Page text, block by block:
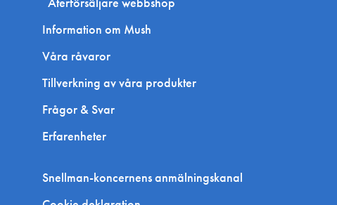
Information om Mush
Våra råvaror
Tillverkning av våra produkter
Frågor & Svar
Erfarenheter
Snellman-koncernens anmälningskanal